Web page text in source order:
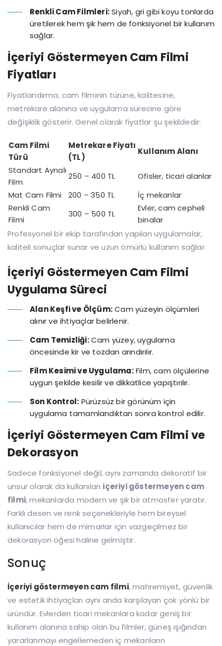
Renkli Cam Filmleri:Siyah, gri gibi koyu tonlarda
üretilerek hem şık hem de fonksiyonel bir kullanım
sağlar.
İçeriyi Göstermeyen Cam Filmi
Fiyatları
Fiyatlandırma, cam filminin türüne, kalitesine,
metrekare alanına ve uygulama sürecine göre
değişiklik gösterir. Genel olarak fiyatlar şu şekildedir:
Cam Filmi
Türü
Metrekare Fiyatı
(TL)
Kullanım Alanı
Standart Aynalı
Film
250 – 400 TL
Ofisler, ticari alanlar
Mat Cam Filmi
200 – 350 TL
İç mekanlar
Renkli Cam
Filmi
300 – 500 TL
Evler, cam cepheli
binalar
Profesyonel bir ekip tarafından yapılan uygulamalar,
kaliteli sonuçlar sunar ve uzun ömürlü kullanım sağlar.
İçeriyi Göstermeyen Cam Filmi
Uygulama Süreci
Alan Keşfi ve Ölçüm:Cam yüzeyin ölçümleri
alınır ve ihtiyaçlar belirlenir.
Cam Temizliği:Cam yüzey, uygulama
öncesinde kir ve tozdan arındırılır.
Film Kesimi ve Uygulama:Film, cam ölçülerine
uygun şekilde kesilir ve dikkatlice yapıştırılır.
Son Kontrol: Pürüzsüz bir görünüm için
uygulama tamamlandıktan sonra kontrol edilir.
İçeriyi Göstermeyen Cam Filmi ve
Dekorasyon
Sadece fonksiyonel değil, aynı zamanda dekoratif bir
unsur olarak da kullanılan içeriyi göstermeyen cam
filmi, mekanlarda modern ve şık bir atmosfer yaratır.
Farklı desen ve renk seçenekleriyle hem bireysel
kullanıcılar hem de mimarlar için vazgeçilmez bir
dekorasyon öğesi haline gelmiştir.
Sonuç
İçeriyi göstermeyen cam filmi, mahremiyet, güvenlik
ve estetik ihtiyaçları aynı anda karşılayan çok yönlü bir
üründür. Evlerden ticari mekanlara kadar geniş bir
kullanım alanına sahip olan bu filmler, güneş ışığından
yararlanmayı engellemeden iç mekanların